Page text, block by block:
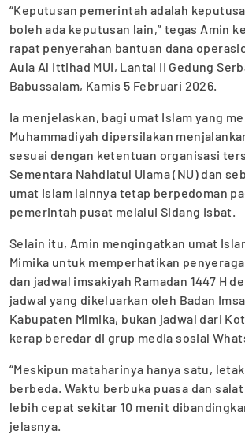
“Keputusan pemerintah adalah
boleh ada keputusan lain,” tegas Amin
rapat penyerahan bantuan dana
Aula Al Ittihad MUI, Lantai II Gedung
Babussalam, Kamis 5 Februari 2026.
Ia menjelaskan, bagi umat Islam yang
Muhammadiyah dipersilakan
sesuai dengan ketentuan organisasi
Sementara Nahdlatul Ulama (NU) dan
umat Islam lainnya tetap berpedoman
pemerintah pusat melalui Sidang Isbat.
Selain itu, Amin mengingatkan umat
Mimika untuk memperhatikan
dan jadwal imsakiyah Ramadan 1447 H
jadwal yang dikeluarkan oleh Badan
Kabupaten Mimika, bukan jadwal dari
kerap beredar di grup media sosial
“Meskipun mataharinya hanya satu,
berbeda. Waktu berbuka puasa dan
lebih cepat sekitar 10 menit
jelasnya.